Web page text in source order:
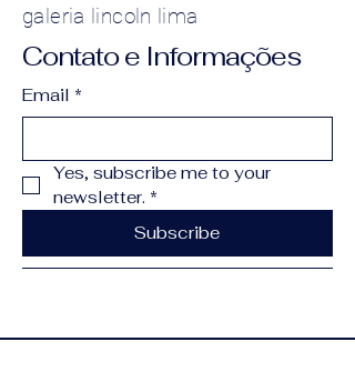
galeria lincoln lima
Contato e Informações
Email *
Yes, subscribe me to your
newsletter. *
Subscribe